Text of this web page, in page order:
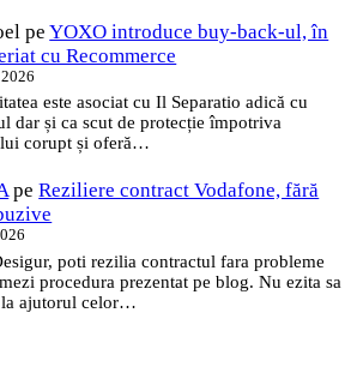
peYOXO introduce buy-back-ul, în
cu Recommerce
este asociat cu Il Separatio adică cu
dar și ca scut de protecție împotriva
corupt și oferă…
peReziliere contract Vodafone, fără
poti rezilia contractul fara probleme
procedura prezentat pe blog. Nu ezita sa
la ajutorul celor…